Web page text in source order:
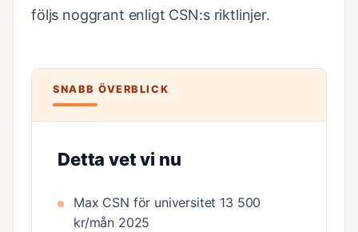
följs noggrant enligt CSN:s riktlinjer.
SNABB ÖVERBLICK
Detta vet vi nu
Max CSN för universitet 13 500
kr/mån 2025